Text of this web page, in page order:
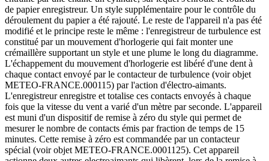
de papier enregistreur. Un style supplémentaire pour le contrôle du
déroulement du papier a été rajouté. Le reste de l'appareil n'a pas été
modifié et le principe reste le même : l'enregistreur de turbulence est
constitué par un mouvement d'horlogerie qui fait monter une
crémaillère supportant un style et une plume le long du diagramme.
L'échappement du mouvement d'horlogerie est libéré d'une dent à
chaque contact envoyé par le contacteur de turbulence (voir objet
METEO-FRANCE.000115) par l'action d'électro-aimants.
L'enregistreur enregistre et totalise ces contacts envoyés à chaque
fois que la vitesse du vent a varié d'un mètre par seconde. L'appareil
est muni d'un dispositif de remise à zéro du style qui permet de
mesurer le nombre de contacts émis par fraction de temps de 15
minutes. Cette remise à zéro est commandée par un contacteur
spécial (voir objet METEO-FRANCE.0001125). Cet appareil